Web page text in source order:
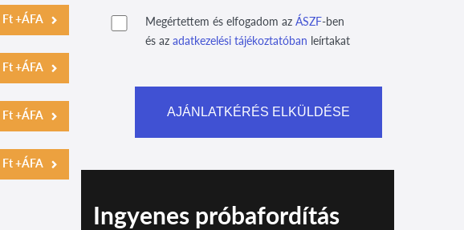
Ft +ÁFA
Ft +ÁFA
Ft +ÁFA
Ft +ÁFA
Megértettem és elfogadom az ÁSZF-ben
és az adatkezelési tájékoztatóban leírtakat
Ingyenes próbafordítás